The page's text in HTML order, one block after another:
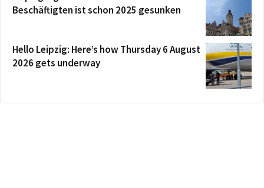
Beschäftigten ist schon 2025 gesunken
Hello Leipzig: Here’s how Thursday 6 August
2026 gets underway